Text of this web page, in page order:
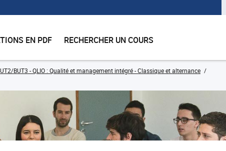
EN PDF RECHERCHER UN COURS
BUT3 - QLIO : Qualité et management intégré - Classique et alternance